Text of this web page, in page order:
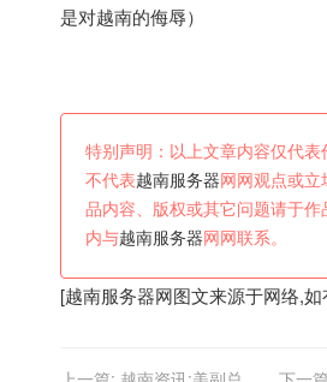
是对越南的侮辱）
特别声明：以上文章内容仅代表
不代表越南服务器 网网观点或
品内容、版权或其它问题请于作
内与越南服务器 网网联系。
[越南服务器网图文来源于网络,